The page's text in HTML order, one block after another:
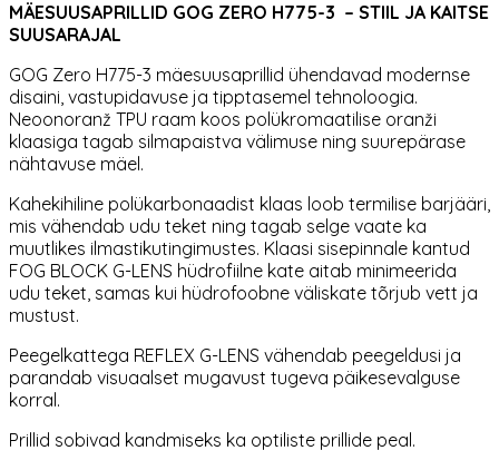
MÄESUUSAPRILLID GOG ZERO H775-3 – STIIL JA KAITSE
SUUSARAJAL
GOG Zero H775-3 mäesuusaprillid ühendavad modernse
disaini, vastupidavuse ja tipptasemel tehnoloogia.
Neoonoranž TPU raam koos polükromaatilise oranži
klaasiga tagab silmapaistva välimuse ning suurepärase
nähtavuse mäel.
Kahekihiline polükarbonaadist klaas loob termilise barjääri,
mis vähendab udu teket ning tagab selge vaate ka
muutlikes ilmastikutingimustes. Klaasi sisepinnale kantud
FOG BLOCK G-LENS hüdrofiilne kate aitab minimeerida
udu teket, samas kui hüdrofoobne väliskate tõrjub vett ja
mustust.
Peegelkattega REFLEX G-LENS vähendab peegeldusi ja
parandab visuaalset mugavust tugeva päikesevalguse
korral.
Prillid sobivad kandmiseks ka optiliste prillide peal.